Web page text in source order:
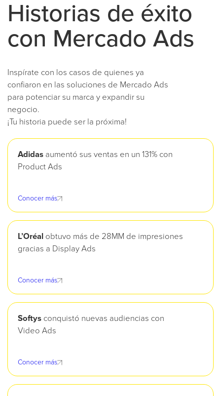
Historias de éxito
con Mercado Ads
Inspírate con los casos de quienes ya
confiaron en las soluciones de Mercado Ads
para potenciar su marca y expandir su
negocio.
¡Tu historia puede ser la próxima!
Adidas aumentó sus ventas en un 131% con
Product Ads
Conocer más
L’Oréal obtuvo más de 28MM de impresiones
gracias a Display Ads
Conocer más
Softys conquistó nuevas audiencias con
Video Ads
Conocer más